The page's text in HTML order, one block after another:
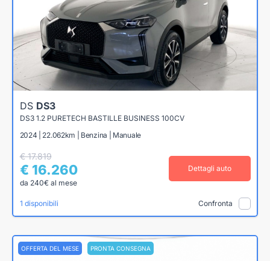
DS DS3
DS3 1.2 PURETECH BASTILLE BUSINESS 100CV
2024 | 22.062km | Benzina | Manuale
€ 17.819
€ 16.260
da 240€ al mese
Dettagli auto
1 disponibili Confronta
OFFERTA DEL MESE PRONTA CONSEGNA